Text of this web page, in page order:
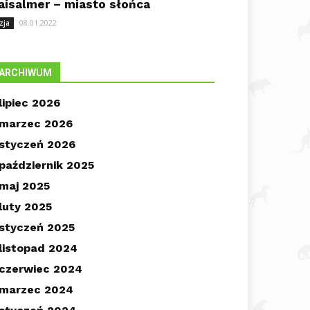
– miasto słońca
08.01.2022
2026
2026
2026
2025
2025
2025
2025
2024
2024
2024